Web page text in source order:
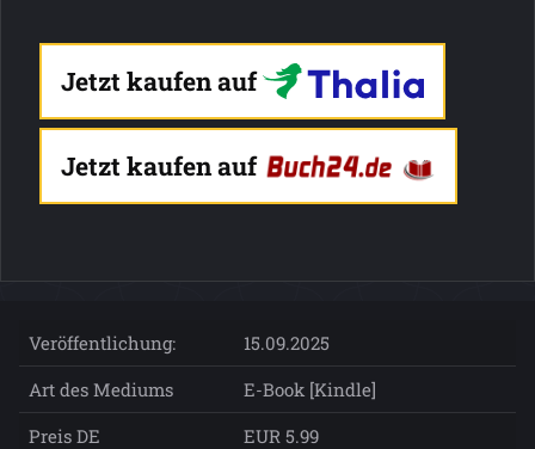
Jetzt kaufen auf
Jetzt kaufen auf
Veröffentlichung:
15.09.2025
Art des Mediums
E-Book [Kindle]
Preis DE
EUR 5.99